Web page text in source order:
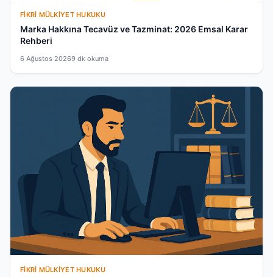
FIKRI MÜLKIYET HUKUKU
Marka Hakkına Tecavüz ve Tazminat: 2026 Emsal Karar
Rehberi
6 Ağustos 20269 dk okuma
FIKRI MÜLKIYET HUKUKU